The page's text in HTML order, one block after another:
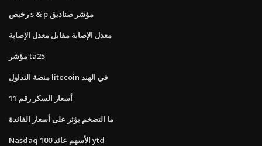
رخيص s & p مؤشر صناديق
معدل الإصابة مقابل معدل الإصابة
مؤشر ta25
منصة التداول litecoin في الهند
أسعار السكر رقم 11
ما التضخم يؤثر على أسعار الفائدة
Nasdaq 100 الأسهم عائد ytd